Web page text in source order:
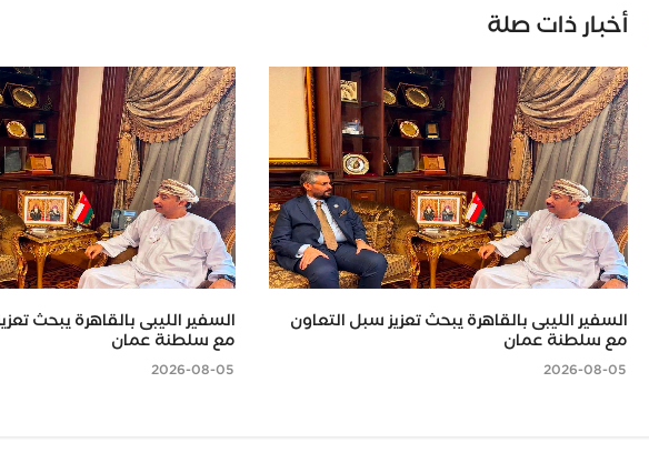
أخبار ذات صلة
السفير الليبى بالقاهرة يبحث تعزيز سبل التعاون
مع سلطنة عمان
السفير الليبى بالقاهرة يبحث
مع سلطنة عمان
2026-08-05